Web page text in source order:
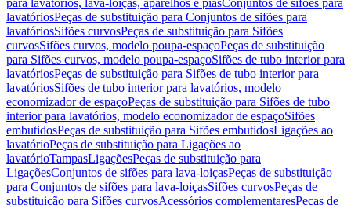
para lavatórios, lava-loiças, aparelhos e piasConjuntos de sifões para
lavatóriosPeças de substituição para Conjuntos de sifões para
lavatóriosSifões curvosPeças de substituição para Sifões
curvosSifões curvos, modelo poupa-espaçoPeças de substituição
para Sifões curvos, modelo poupa-espaçoSifões de tubo interior para
lavatóriosPeças de substituição para Sifões de tubo interior para
lavatóriosSifões de tubo interior para lavatórios, modelo
economizador de espaçoPeças de substituição para Sifões de tubo
interior para lavatórios, modelo economizador de espaçoSifões
embutidosPeças de substituição para Sifões embutidosLigações ao
lavatórioPeças de substituição para Ligações ao
lavatórioTampasLigaçõesPeças de substituição para
LigaçõesConjuntos de sifões para lava-loiçasPeças de substituição
para Conjuntos de sifões para lava-loiçasSifões curvosPeças de
substituição para Sifões curvosAcessórios complementaresPeças de